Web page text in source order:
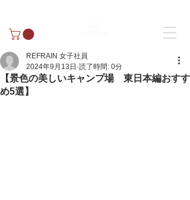
【景色の美しいキャンプ場 東日本編おすす
め5選】
REFRAIN 女子社員
2024年9月13日 読了時間: 0分